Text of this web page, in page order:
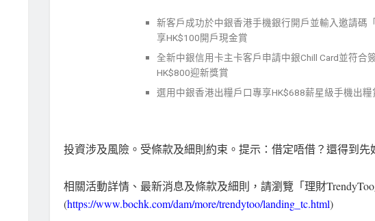
新客戶成功於中銀香港手機銀行開戶並輸入邀請碼
享HK$100開戶現金賞
全新中銀信用卡主卡客戶申請中銀Chill Card並符合
HK$800迎新獎賞
選用中銀香港出糧戶口專享HK$688薪星級手機出糧
投資涉及風險。受條款及細則約束。提示：借定唔借？還得到先
相關活動詳情、最新消息及條款及細則，請瀏覽「理財
(https://www.bochk.com/dam/more/trendytoo/landing_tc.html)